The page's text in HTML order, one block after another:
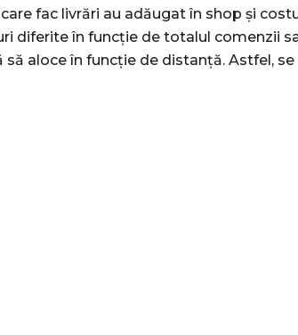
fac livrări au adăugat în shop și
diferite în funcție de totalul comenzii
să aloce în funcție de distanță. Astfel,